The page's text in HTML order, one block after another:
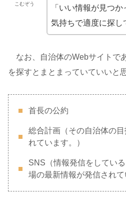
こむぞう
「いい情報が見つ
気持ちで適度に探し
なお、自治体のWebサイトで
を探すとまとまっていていいと
首長の公約
総合計画（その自治体の
れています。）
SNS（情報発信をしてい
場の最新情報が発信されて